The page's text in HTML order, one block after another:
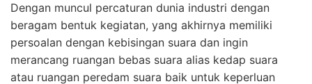
Dengan muncul percaturan dunia industri dengan
beragam bentuk kegiatan, yang akhirnya memiliki
persoalan dengan kebisingan suara dan ingin
merancang ruangan bebas suara alias kedap suara
atau ruangan peredam suara baik untuk keperluan